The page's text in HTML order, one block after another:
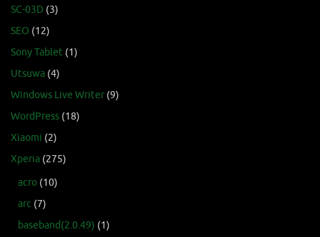
SC-03D (3)
SEO (12)
Sony Tablet (1)
Utsuwa (4)
Windows Live Writer (9)
WordPress (18)
Xiaomi (2)
Xperia (275)
acro (10)
arc (7)
baseband(2.0.49) (1)